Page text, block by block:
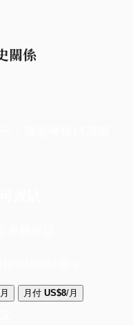
關係
月付 US$8/月